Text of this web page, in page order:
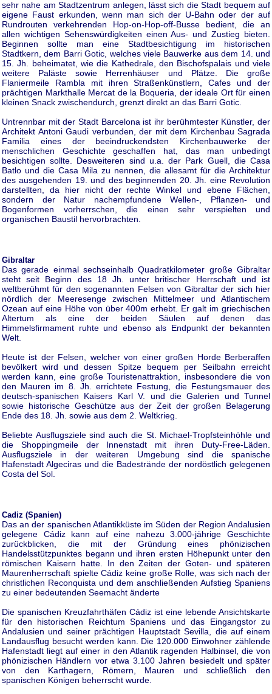
sehr nahe am Stadtzentrum anlegen, lässt sich die Stadt bequem auf
eigene Faust erkunden, wenn man sich der U-Bahn oder der auf
Rundrouten verkehrenden Hop-on-Hop-off-Busse bedient, die an
allen wichtigen Sehenswürdigkeiten einen Aus- und Zustieg bieten.
Beginnen sollte man eine Stadtbesichtigung im historischen
Stadtkern, dem Barri Gotic, welches viele Bauwerke aus dem 14. und
15. Jh. beheimatet, wie die Kathedrale, den Bischofspalais und viele
weitere Paläste sowie Herrenhäuser und Plätze. Die große
Flaniermeile Rambla mit ihren Straßenkünstlern, Cafes und der
prächtigen Markthalle Mercat de la Boqueria, der ideale Ort für einen
kleinen Snack zwischendurch, grenzt direkt an das Barri Gotic.
Untrennbar mit der Stadt Barcelona ist ihr berühmtester Künstler, der
Architekt Antoni Gaudi verbunden, der mit dem Kirchenbau Sagrada
Familia eines der beeindruckendsten Kirchenbauwerke der
menschlichen Geschichte geschaffen hat, das man unbedingt
besichtigen sollte. Desweiteren sind u.a. der Park Guell, die Casa
Batlo und die Casa Mila zu nennen, die allesamt für die Architektur
des ausgehenden 19. und des beginnenden 20. Jh. eine Revolution
darstellten, da hier nicht der rechte Winkel und ebene Flächen,
sondern der Natur nachempfundene Wellen-, Pflanzen- und
Bogenformen vorherrschen, die einen sehr verspielten und
organischen Baustil hervorbrachten.
Gibraltar
Das gerade einmal sechseinhalb Quadratkilometer große Gibraltar
steht seit Beginn des 18 Jh. unter britischer Herrschaft und ist
weltberühmt für den sogenannten Felsen von Gibraltar der sich hier
nördlich der Meeresenge zwischen Mittelmeer und Atlantischem
Ozean auf eine Höhe von über 400m erhebt. Er galt im griechischen
Altertum als eine der beiden Säulen auf denen das
Himmelsfirmament ruhte und ebenso als Endpunkt der bekannten
Welt.
Heute ist der Felsen, welcher von einer großen Horde Berberaffen
bevölkert wird und dessen Spitze bequem per Seilbahn erreicht
werden kann, eine große Touristenattraktion, insbesondere die von
den Mauren im 8. Jh. errichtete Festung, die Festungsmauer des
deutsch-spanischen Kaisers Karl V. und die Galerien und Tunnel
sowie historische Geschütze aus der Zeit der großen Belagerung
Ende des 18. Jh. sowie aus dem 2. Weltkrieg.
Beliebte Ausflugsziele sind auch die St. Michael-Tropfsteinhöhle und
die Shoppingmeile der Innenstadt mit ihren Duty-Free-Läden.
Ausflugsziele in der weiteren Umgebung sind die spanische
Hafenstadt Algeciras und die Badestrände der nordöstlich gelegenen
Costa del Sol.
Cadiz (Spanien)
Das an der spanischen Atlantikküste im Süden der Region Andalusien
gelegene Cádiz kann auf eine nahezu 3.000-jährige Geschichte
zurückblicken, die mit der Gründung eines phönizischen
Handelsstützpunktes begann und ihren ersten Höhepunkt unter den
römischen Kaisern hatte. In den Zeiten der Goten- und späteren
Maurenherrschaft spielte Cádiz keine große Rolle, was sich nach der
christlichen Reconquista und dem anschließenden Aufstieg Spaniens
zu einer bedeutenden Seemacht änderte
Die spanischen Kreuzfahrthäfen Cádiz ist eine lebende Ansichtskarte
für den historischen Reichtum Spaniens und das Eingangstor zu
Andalusien und seiner prächtigen Hauptstadt Sevilla, die auf einem
Landausflug besucht werden kann. Die 120.000 Einwohner zählende
Hafenstadt liegt auf einer in den Atlantik ragenden Halbinsel, die von
phönizischen Händlern vor etwa 3.100 Jahren besiedelt und später
von den Karthagern, Römern, Mauren und schließlich den
spanischen Königen beherrscht wurde.